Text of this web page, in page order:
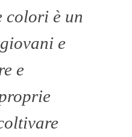
colori è un
e
e